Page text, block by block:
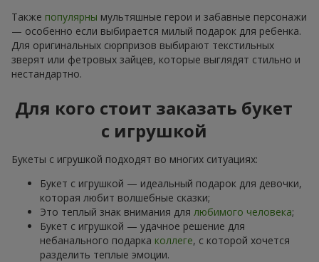
Также популярны мультяшные герои и забавные персонажи
— особенно если выбирается милый подарок для ребенка.
Для оригинальных сюрпризов выбирают текстильных
зверят или фетровых зайцев, которые выглядят стильно и
нестандартно.
Для кого стоит заказать букет
с игрушкой
Букеты с игрушкой подходят во многих ситуациях:
Букет с игрушкой — идеальный подарок для девочки,
которая любит волшебные сказки;
Это теплый знак внимания для любимого человека;
Букет с игрушкой — удачное решение для
небанального подарка коллеге, с которой хочется
разделить теплые эмоции.